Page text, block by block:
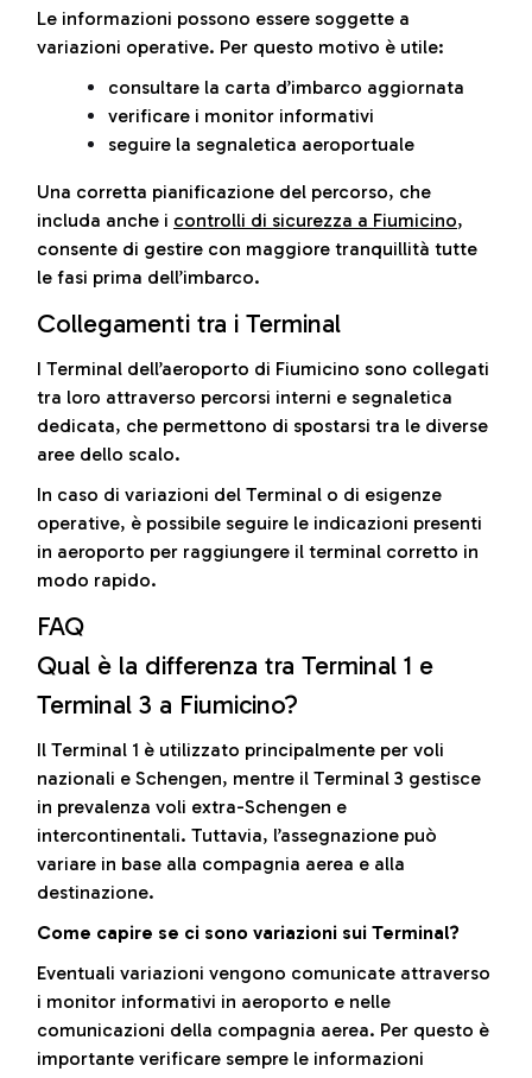
Le informazioni possono essere soggette a
variazioni operative. Per questo motivo è utile:
consultare la carta d’imbarco aggiornata
verificare i monitor informativi
seguire la segnaletica aeroportuale
Una corretta pianificazione del percorso, che
includa anche i controlli di sicurezza a Fiumicino,
consente di gestire con maggiore tranquillità tutte
le fasi prima dell’imbarco.
Collegamenti tra i Terminal
I Terminal dell’aeroporto di Fiumicino sono collegati
tra loro attraverso percorsi interni e segnaletica
dedicata, che permettono di spostarsi tra le diverse
aree dello scalo.
In caso di variazioni del Terminal o di esigenze
operative, è possibile seguire le indicazioni presenti
in aeroporto per raggiungere il terminal corretto in
modo rapido.
FAQ
Qual è la differenza tra Terminal 1 e
Terminal 3 a Fiumicino?
Il Terminal 1 è utilizzato principalmente per voli
nazionali e Schengen, mentre il Terminal 3 gestisce
in prevalenza voli extra-Schengen e
intercontinentali. Tuttavia, l’assegnazione può
variare in base alla compagnia aerea e alla
destinazione.
Come capire se ci sono variazioni sui Terminal?
Eventuali variazioni vengono comunicate attraverso
i monitor informativi in aeroporto e nelle
comunicazioni della compagnia aerea. Per questo è
importante verificare sempre le informazioni